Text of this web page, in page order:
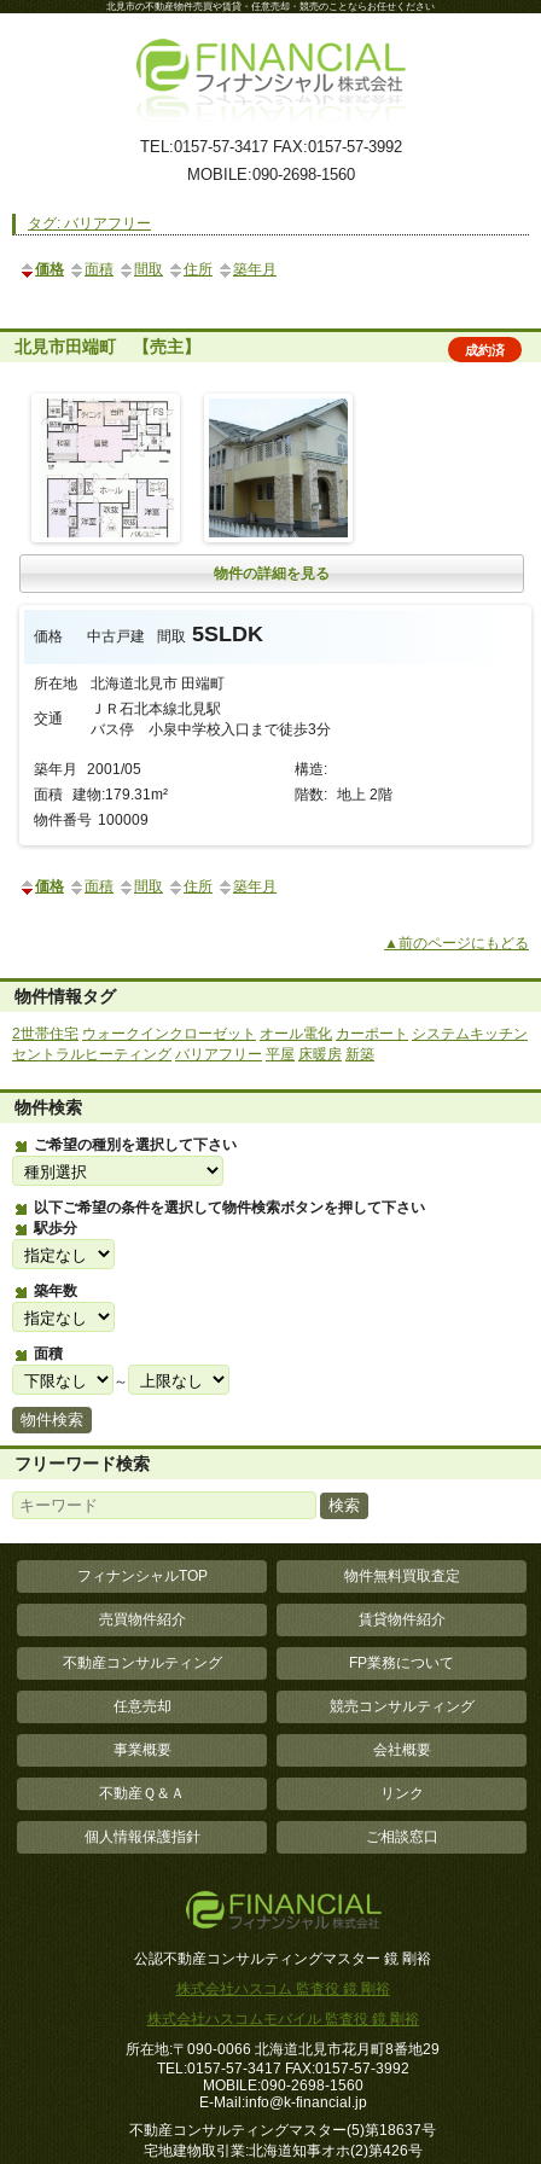
北見市の不動産物件売買や賃貸・任意売却・競売のことならお任せください
TEL:0157-57-3417 FAX:0157-57-3992
MOBILE:090-2698-1560
タグ: バリアフリー
価格 面積 間取 住所 築年月
北見市田端町 【売主】 成約済
物件の詳細を見る
価格 中古戸建 間取 5SLDK
所在地 北海道北見市 田端町
交通
ＪＲ石北本線北見駅
バス停 小泉中学校入口まで徒歩3分
築年月 2001/05 構造:
面積 建物:179.31m² 階数: 地上 2階
物件番号 100009
価格 面積 間取 住所 築年月
▲前のページにもどる
物件情報タグ
2世帯住宅 ウォークインクローゼット オール電化 カーポート システムキッチン
セントラルヒーティング バリアフリー 平屋 床暖房 新築
物件検索
ご希望の種別を選択して下さい
以下ご希望の条件を選択して物件検索ボタンを押して下さい
駅歩分
築年数
面積
～
フリーワード検索
フィナンシャルTOP 物件無料買取査定
売買物件紹介 賃貸物件紹介
不動産コンサルティング FP業務について
任意売却 競売コンサルティング
事業概要 会社概要
不動産Ｑ＆Ａ リンク
個人情報保護指針 ご相談窓口
公認不動産コンサルティングマスター 鏡 剛裕
株式会社ハスコム 監査役 鏡 剛裕
株式会社ハスコムモバイル 監査役 鏡 剛裕
所在地:〒090-0066 北海道北見市花月町8番地29
TEL:0157-57-3417 FAX:0157-57-3992
MOBILE:090-2698-1560
E-Mail:info
k-financial.jp
不動産コンサルティングマスター(5)第18637号
宅地建物取引業:北海道知事オホ(2)第426号